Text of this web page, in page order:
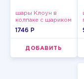
шары Клоун в
колпаке с шариком
1746 P
ДОБАВИТЬ